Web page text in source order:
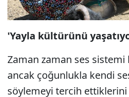
'Yayla kültürünü
Zaman zaman ses sistemi
ancak çoğunlukla kendi
söylemeyi tercih